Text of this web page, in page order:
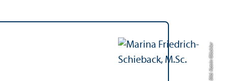
Bild: Katrin Glückler